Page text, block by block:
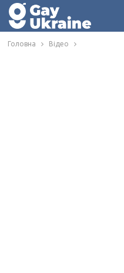
Головна Відео